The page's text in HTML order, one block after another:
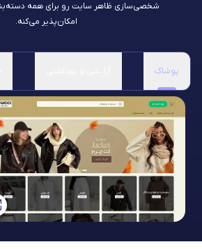
شخصی‌سازی ظاهر سایت رو برای همه
امکان‌پذیر می‌کنه.
پوشاک